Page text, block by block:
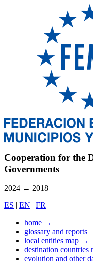
Cooperation for the
Governments
2024 ← 2018
ES | EN | FR
home →
glossary and reports
local entities map →
destination countries
evolution and other